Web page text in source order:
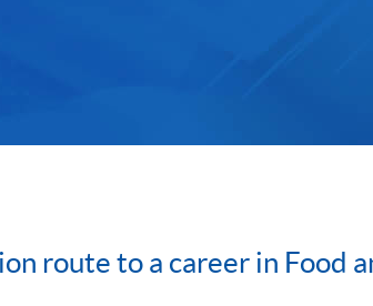
route to a career in Food